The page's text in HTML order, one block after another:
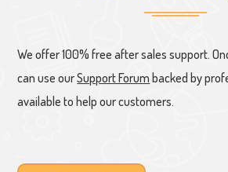
We offer 100% free after sales support.
can use ourSupport Forum backed by
available to help our customers.